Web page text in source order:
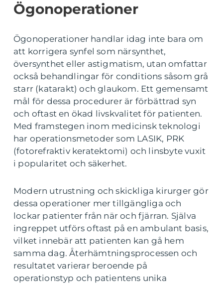
Ögonoperationer
Ögonoperationer handlar idag inte bara om
att korrigera synfel som närsynthet,
översynthet eller astigmatism, utan omfattar
också behandlingar för conditions såsom grå
starr (katarakt) och glaukom. Ett gemensamt
mål för dessa procedurer är förbättrad syn
och oftast en ökad livskvalitet för patienten.
Med framstegen inom medicinsk teknologi
har operationsmetoder som LASIK, PRK
(fotorefraktiv keratektomi) och linsbyte vuxit
i popularitet och säkerhet.
Modern utrustning och skickliga kirurger gör
dessa operationer mer tillgängliga och
lockar patienter från när och fjärran. Själva
ingreppet utförs oftast på en ambulant basis,
vilket innebär att patienten kan gå hem
samma dag. Återhämtningsprocessen och
resultatet varierar beroende på
operationstyp och patientens unika